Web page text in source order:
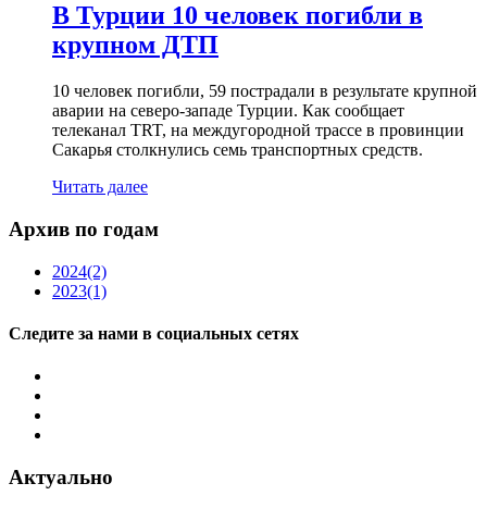
В Турции 10 человек погибли в
крупном ДТП
10 человек погибли, 59 пострадали в результате крупной
аварии на северо-западе Турции. Как сообщает
телеканал TRT, на междугородной трассе в провинции
Сакарья столкнулись семь транспортных средств.
Читать далее
Архив по годам
2024(2)
2023(1)
Следите за нами в социальных сетях
Актуально